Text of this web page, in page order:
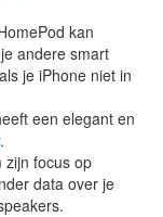
kan
andere smart
je iPhone niet in
een elegant en
.
zijn focus op
data over je